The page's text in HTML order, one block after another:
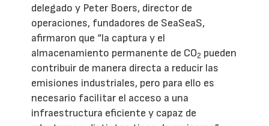
delegado y Peter Boers, director de
operaciones, fundadores de SeaSeaS,
afirmaron que “la captura y el
almacenamiento permanente de CO2 pueden
contribuir de manera directa a reducir las
emisiones industriales, pero para ello es
necesario facilitar el acceso a una
infraestructura eficiente y capaz de